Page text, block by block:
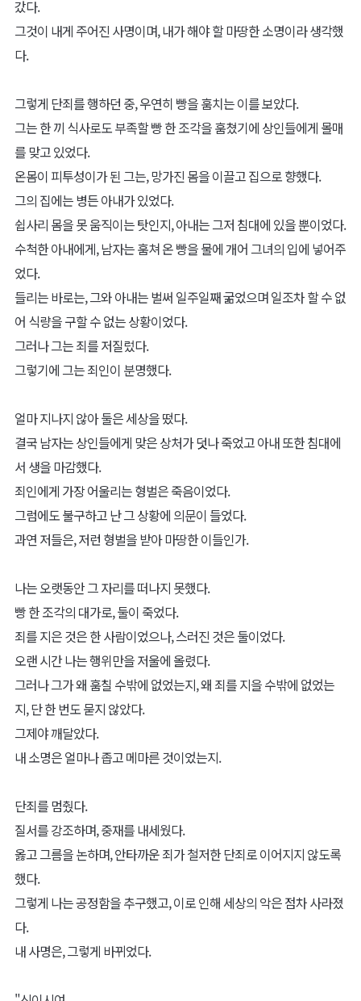
그녀는 고민 끝에 결론을 냈다.
"내가 신의 말씀을 올바르게 전한다면, 그 뜻을 오독하는 사람이 없
그러나 사실 그녀의 목적은 정확한 해석이 아니었다.
지브릴은 그저, 그로 인해 아파하는 이들을 줄이고 싶었을 뿐이었다.
그렇게 그녀는 신의 말씀을 전하는,
그리고 그 말씀을 직접 해석하여 인간들에게 전해주는 목소리가 되
었다.
악이란, 무엇인가?
선으로 이루어진 세상을 망치며 질서를 흩트리고 죄 없는 이를 해하
는 것.
수십, 수백, 아니, 수천 년 동안 난 그 사실을 의심한 적이 없으며, 그
기준에 맞게 벌을 행해왔다.
적지 않은 죄인들이 쓰러져 갔으며 셀 수 없이 많은 악인들이 스러져
그것이 내게 주어진 사명이며, 내가 해야 할 마땅한 소명이라 생각했
그렇게 단죄를 행하던 중, 우연히 빵을 훔치는 이를 보았다.
그는 한 끼 식사로도 부족할 빵 한 조각을 훔쳤기에 상인들에게 몰매
를 맞고 있었다.
온몸이 피투성이가 된 그는, 망가진 몸을 이끌고 집으로 향했다.
그의 집에는 병든 아내가 있었다.
쉽사리 몸을 못 움직이는 탓인지, 아내는 그저 침대에 있을 뿐이었다.
수척한 아내에게, 남자는 훔쳐 온 빵을 물에 개어 그녀의 입에 넣어주
었다.
들리는 바로는, 그와 아내는 벌써 일주일째 굶었으며 일조차 할 수 없
어 식량을 구할 수 없는 상황이었다.
그러나 그는 죄를 저질렀다.
그렇기에 그는 죄인이 분명했다.
얼마 지나지 않아 둘은 세상을 떴다.